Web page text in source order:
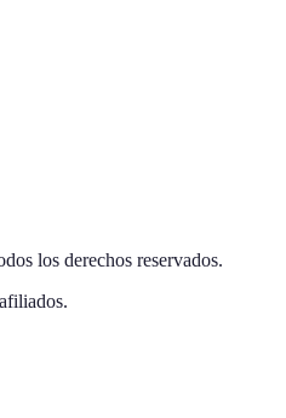
los derechos reservados.